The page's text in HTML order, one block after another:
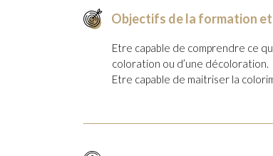
Objectifs de la formation
Etre capable de comprendre ce
coloration ou d’une décoloration.
Etre capable de maitriser la